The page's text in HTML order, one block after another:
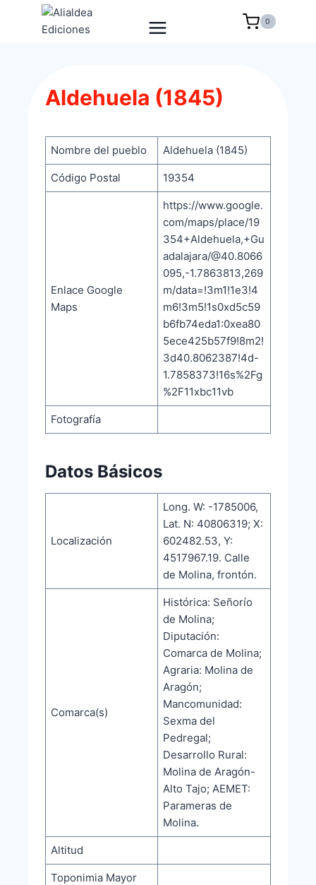
0
Aldehuela (1845)
Nombre del pueblo Aldehuela (1845)
Código Postal 19354
Enlace Google
Maps
https://www.google.
com/maps/place/19
354+Aldehuela,+Gu
adalajara/@40.8066
095,-1.7863813,269
m/data=!3m1!1e3!4
m6!3m5!1s0xd5c59
b6fb74eda1:0xea80
5ece425b57f9!8m2!
3d40.8062387!4d-
1.7858373!16s%2Fg
%2F11xbc11vb
Fotografía
Datos Básicos
Localización
Long. W: -1785006,
Lat. N: 40806319; X:
602482.53, Y:
4517967.19. Calle
de Molina, frontón.
Comarca(s)
Histórica: Señorío
de Molina;
Diputación:
Comarca de Molina;
Agraria: Molina de
Aragón;
Mancomunidad:
Sexma del
Pedregal;
Desarrollo Rural:
Molina de Aragón-
Alto Tajo; AEMET:
Parameras de
Molina.
Altitud
Toponimia Mayor